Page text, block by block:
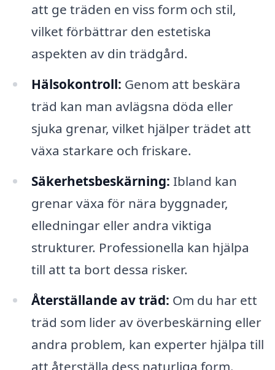
att ge träden en viss form och stil,
vilket förbättrar den estetiska
aspekten av din trädgård.
Hälsokontroll: Genom att beskära
träd kan man avlägsna döda eller
sjuka grenar, vilket hjälper trädet att
växa starkare och friskare.
Säkerhetsbeskärning: Ibland kan
grenar växa för nära byggnader,
elledningar eller andra viktiga
strukturer. Professionella kan hjälpa
till att ta bort dessa risker.
Återställande av träd: Om du har ett
träd som lider av överbeskärning eller
andra problem, kan experter hjälpa till
att återställa dess naturliga form.